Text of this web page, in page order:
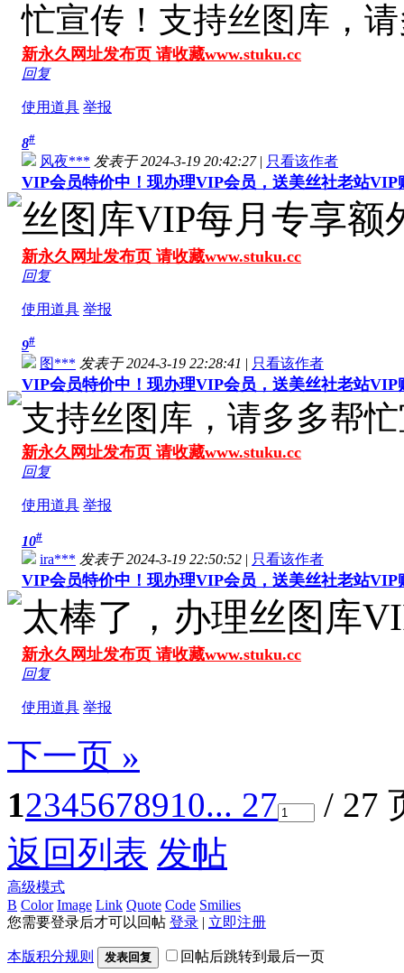
忙宣传！支持丝图库，
新永久网址发布页 请收藏www.stuku.cc
回复
使用道具 举报
8#
风夜*** 发表于 2024-3-19 20:42:27 | 只看该作者
VIP会员特价中！现办理VIP会员，送美丝社老站VIP
丝图库VIP每月专享额
新永久网址发布页 请收藏www.stuku.cc
回复
使用道具 举报
9#
图*** 发表于 2024-3-19 22:28:41 | 只看该作者
VIP会员特价中！现办理VIP会员，送美丝社老站VIP
支持丝图库，请多多帮
新永久网址发布页 请收藏www.stuku.cc
回复
使用道具 举报
10#
ira*** 发表于 2024-3-19 22:50:52 | 只看该作者
VIP会员特价中！现办理VIP会员，送美丝社老站VIP
太棒了，办理丝图库
新永久网址发布页 请收藏www.stuku.cc
回复
使用道具 举报
下一页 »
12345678910... 27
/ 27
返回列表 发帖
高级模式
B Color Image Link Quote Code Smilies
您需要登录后才可以回帖 登录 | 立即注册
本版积分规则 发表回复 回帖后跳转到最后一页